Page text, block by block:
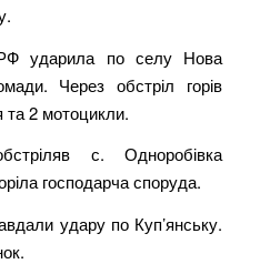
ударила по селу Нова
Через обстріл горів
та 2 мотоцикли.
с. Одноробівка
господарча споруда.
удару по Куп’янську.